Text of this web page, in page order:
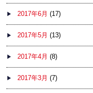
2017年6月 (17)
2017年5月 (13)
2017年4月 (8)
2017年3月 (7)